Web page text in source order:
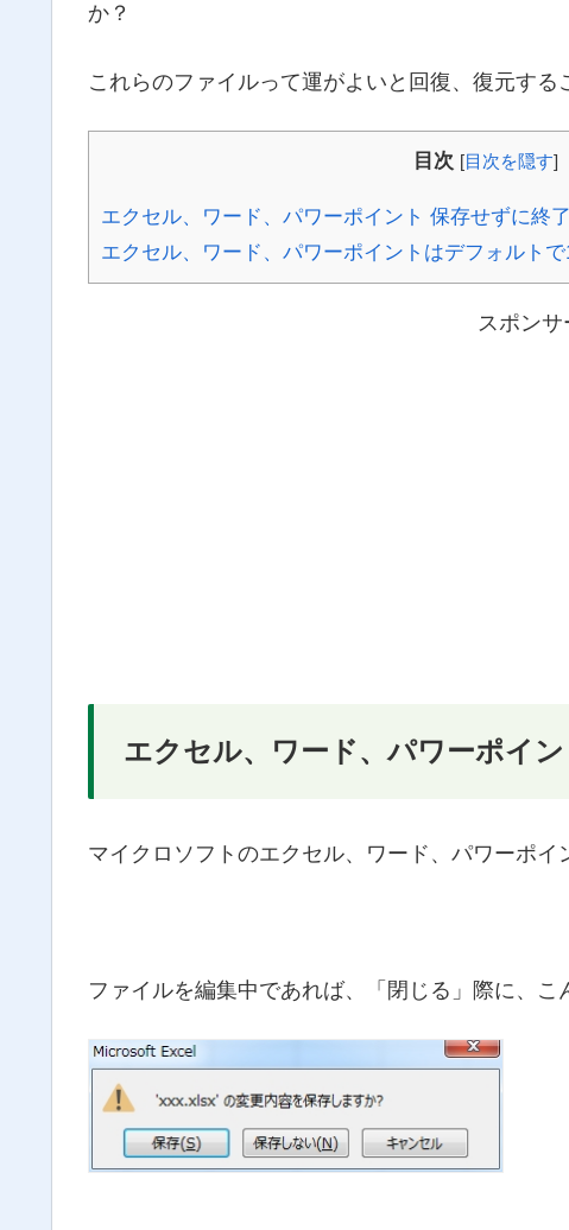
か？
これらのファイルって運がよいと回復、復元する
目次 [目次を隠す]
エクセル、ワード、パワーポイント 保存せずに終
エクセル、ワード、パワーポイントはデフォルト
スポンサ
エクセル、ワード、パワーポイ
マイクロソフトのエクセル、ワード、パワーポイ
ファイルを編集中であれば、「閉じる」際に、こ